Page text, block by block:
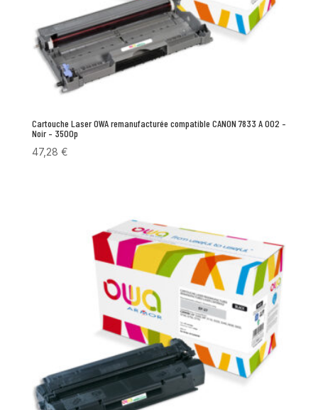
Cartouche Laser OWA remanufacturée compatible CANON 7833 A 002 –
Noir – 3500p
47,28 €